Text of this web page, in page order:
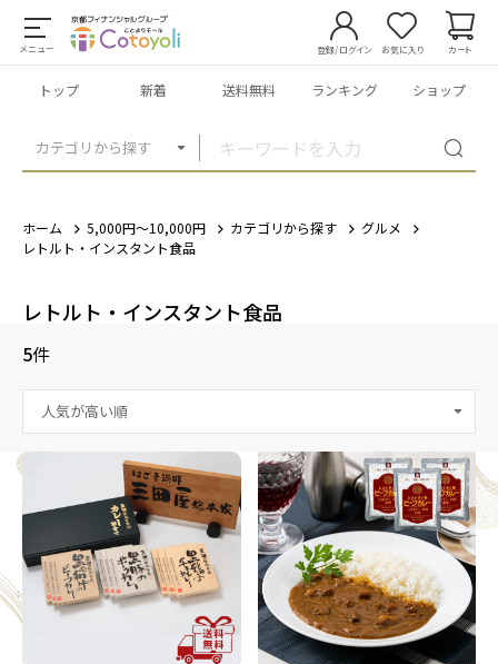
メニュー
カテゴリから探す
登録/ログイン お気に入り カート
トップ 新着 送料無料 ランキング ショップ
ホーム 5,000円～10,000円 カテゴリから探す
グルメ
レトルト・インスタント食品
レトルト・インスタント食品
5件